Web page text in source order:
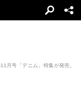
月号「デニム」特集が発売。